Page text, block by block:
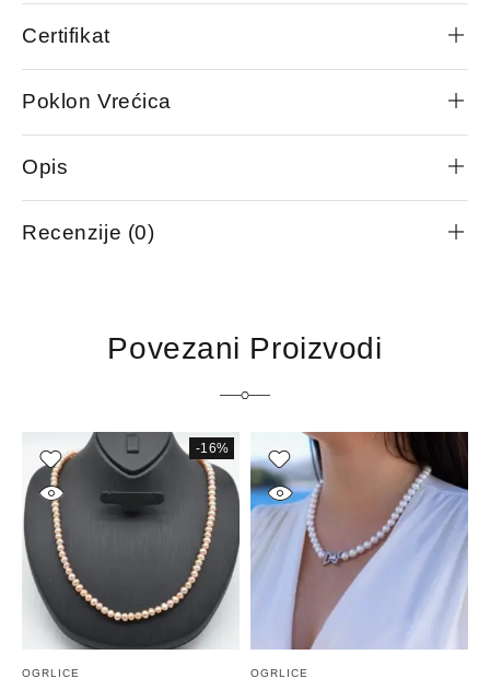
Certifikat
Poklon Vrećica
Opis
Recenzije (0)
Povezani Proizvodi
-16%
OGRLICE OGRLICE